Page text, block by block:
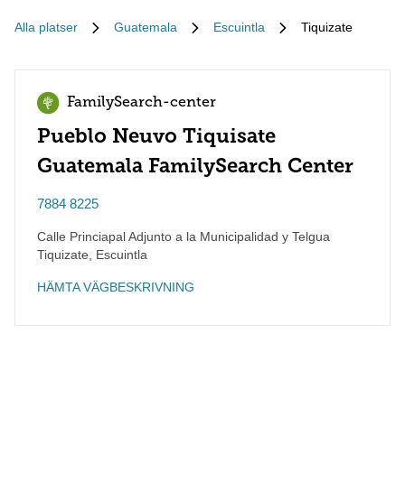
Alla platser Guatemala Escuintla Tiquizate
FamilySearch-center
Pueblo Neuvo Tiquisate
Guatemala FamilySearch Center
7884 8225
Calle Princiapal Adjunto a la Municipalidad y Telgua
Tiquizate
Escuintla
HÄMTA VÄGBESKRIVNING